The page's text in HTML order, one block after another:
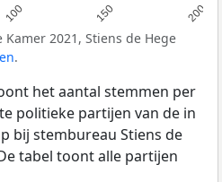
100 150 200
2021, Stiens de Hege
.
het aantal stemmen per
politieke partijen van de in
bij stembureau Stiens de
tabel toont alle partijen